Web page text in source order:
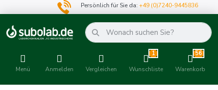
Persönlich für Sie da:+49 (0)7240-9445836
Menü Anmelden Vergleichen
1
Wunschliste
56
Warenkorb